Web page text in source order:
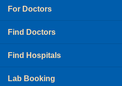
For Doctors
Find Doctors
Find Hospitals
Lab Booking